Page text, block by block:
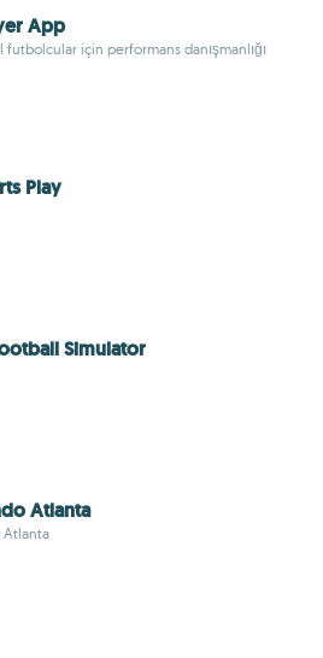
App
futbolcular için performans danışmanlığı
Play
Simulator
Atlanta
Atlanta